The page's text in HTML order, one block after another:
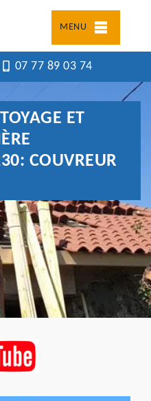
MENU
07 77 89 03 74
ET
COUVREUR